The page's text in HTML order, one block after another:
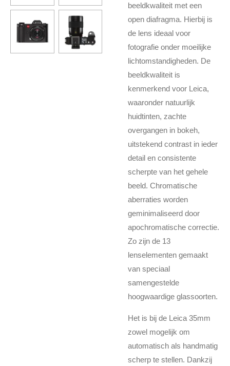
beeldkwaliteit met een
open diafragma. Hierbij is
de lens ideaal voor
fotografie onder moeilijke
lichtomstandigheden. De
beeldkwaliteit is
kenmerkend voor Leica,
waaronder natuurlijk
huidtinten, zachte
overgangen in bokeh,
uitstekend contrast in ieder
detail en consistente
scherpte van het gehele
beeld. Chromatische
aberraties worden
geminimaliseerd door
apochromatische correctie.
Zo zijn de 13
lenselementen gemaakt
van speciaal
samengestelde
hoogwaardige glassoorten.
Het is bij de Leica 35mm
zowel mogelijk om
automatisch als handmatig
scherp te stellen. Dankzij